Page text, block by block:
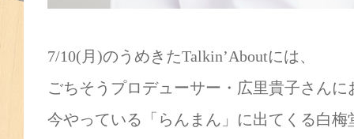
7/10(月)のうめきたTalkin’Aboutには、
ごちそうプロデューサー・広里貴子さん
今やっている「らんまん」に出てくる白梅